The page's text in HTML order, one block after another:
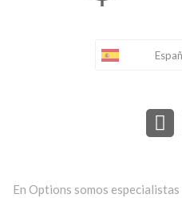
En Options somos